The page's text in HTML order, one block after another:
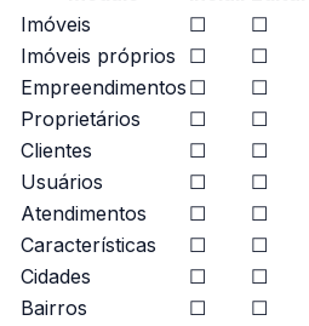
Imóveis
☐ ☐
Imóveis próprios
☐ ☐
Empreendimentos ☐ ☐
Proprietários
☐ ☐
Clientes
☐ ☐
Usuários
☐ ☐
Atendimentos
☐ ☐
Características
☐ ☐
Cidades
☐ ☐
Bairros
☐ ☐